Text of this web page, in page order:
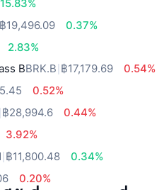
15.83%
฿19,496.09
0.37%
2.83%
BBRK.B ฿17,179.69
0.54%
0.52%
฿28,994.6
0.44%
3.92%
฿11,800.48
0.34%
0.20%